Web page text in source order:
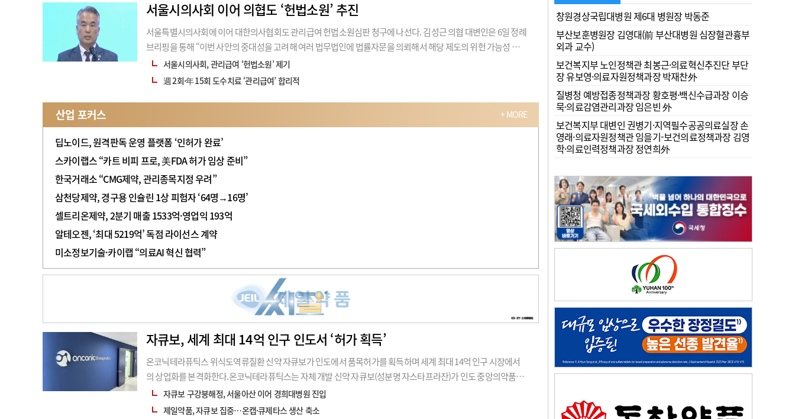
서울시의사회 이어 의협도 ‘헌법소원’ 추진
서울특별시의사회에 이어 대한의사협회도 관리급여 헌법소원심판 청구에 나선다. 김성근 의협 대변인은 6일 정례
브리핑을 통해 “이번 사안의 중대성을 고려해 여러 법무법인에 법률자문을 의뢰해서 해당 제도의 위헌 가능성 및
헌법소원심판 청구 실효성을 검토했다”고 밝혔다.이어 "그 결과 정부의 관리급여 제도가 의료인 진료 자율성과 환
자 치료 선택권을 과도하게 제한하고,
서울시의사회, 관리급여 ‘헌법소원’ 제기
週 2회·年 15회 도수치료 ‘관리급여’ 합리적
산업 포커스 + MORE
딥노이드, 원격판독 운영 플랫폼 ‘인허가 완료’
스카이랩스 “카트 비피 프로, 美FDA 허가 임상 준비”
한국거래소 “CMG제약, 관리종목지정 우려”
삼천당제약, 경구용 인슐린 1상 피험자 ‘64명→16명’
셀트리온제약, 2분기 매출 1533억·영업익 193억
알테오젠, ‘최대 5219억’ 독점 라이선스 계약
미소정보기술·카이랩 “의료AI 혁신 협력”
자큐보, 세계 최대 14억 인구 인도서 ‘허가 획득’
온코닉테라퓨틱스 위식도역류질환 신약 자큐보가 인도에서 품목허가를 획득하며 세계 최대 14억 인구 시장에서
의 상업화를 본격화한다.온코닉테라퓨틱스는 자체 개발 신약 자큐보(성분명 자스타프라잔)가 인도 중앙의약품표
준관리국(Central Drugs Standard Control Organisation, CDSCO)으로부터 미란성 위식도역류질환 치료제로
현지 제조 및 판매 허가
자큐보 구강붕해정, 서울아산 이어 경희대병원 진입
제일약품, 자큐보 집중…온캡·큐제타스 생산 축소
창원경상국립대병원 제6대 병원장 박동준
부산보훈병원장 김영대(前 부산대병원 심장혈관흉부
외과 교수)
보건복지부 노인정책관 최봉근·의료혁신추진단 부단
장 유보영·의료자원정책과장 박재찬外
질병청 예방접종정책과장 황호평·백신수급과장 이승
묵·의료감염관리과장 임은빈 外
보건복지부 대변인 권병기·지역필수공공의료실장 손
영래·의료자원정책관 임을기-보건의료정책과장 김영
학·의료인력정책과장 정연희外